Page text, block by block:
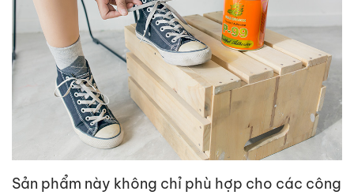
Sản phẩm này không chỉ phù hợp cho các công